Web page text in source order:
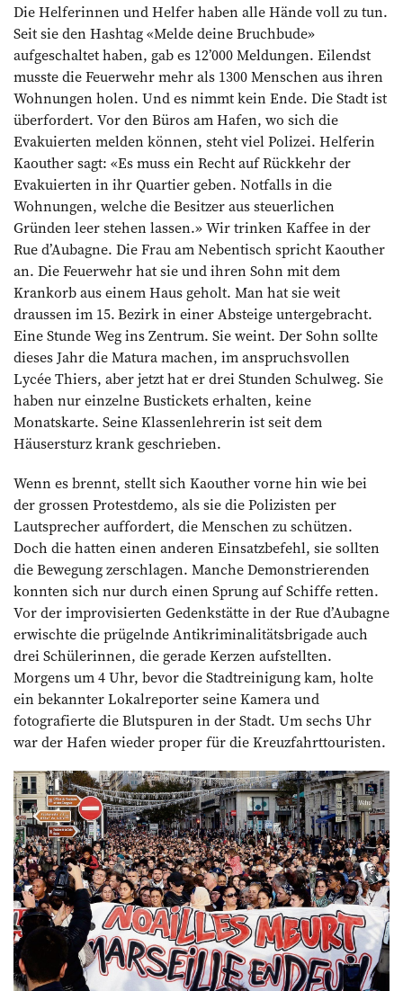
Die Helferinnen und Helfer haben alle Hände voll zu tun.
Seit sie den Hashtag «Melde deine Bruchbude»
aufgeschaltet haben, gab es 12’000 Meldungen. Eilendst
musste die Feuerwehr mehr als 1300 Menschen aus ihren
Wohnungen holen. Und es nimmt kein Ende. Die Stadt ist
überfordert. Vor den Büros am Hafen, wo sich die
Evakuierten melden können, steht viel Polizei. Helferin
Kaouther sagt: «Es muss ein Recht auf Rückkehr der
Evakuierten in ihr Quartier geben. Notfalls in die
Wohnungen, welche die Besitzer aus steuerlichen
Gründen leer stehen lassen.» Wir trinken Kaffee in der
Rue d’Aubagne. Die Frau am Nebentisch spricht Kaouther
an. Die Feuerwehr hat sie und ihren Sohn mit dem
Krankorb aus einem Haus geholt. Man hat sie weit
draussen im 15. Bezirk in einer Absteige untergebracht.
Eine Stunde Weg ins Zentrum. Sie weint. Der Sohn sollte
dieses Jahr die Matura machen, im anspruchsvollen
Lycée Thiers, aber jetzt hat er drei Stunden Schulweg. Sie
haben nur einzelne Bus­tickets erhalten, keine
Monatskarte. Seine Klassenlehrerin ist seit dem
Häusersturz krank geschrieben.
Wenn es brennt, stellt sich Kaouther vorne hin wie bei
der grossen Protestdemo, als sie die Polizisten per
Lautsprecher auffordert, die Menschen zu schützen.
Doch die hatten einen anderen Einsatzbefehl, sie sollten
die Bewegung zerschlagen. Manche Demonstrierenden
konnten sich nur durch einen Sprung auf Schiffe retten.
Vor der improvisierten Gedenkstätte in der Rue d’Aubagne
erwischte die prügelnde ­Antikriminalitätsbrigade auch
drei Schülerinnen, die gerade Kerzen aufstellten.
Morgens um 4 Uhr, bevor die Stadtreinigung kam, holte
ein bekannter Lokalreporter seine Kamera und
fotografierte die Blutspuren in der Stadt. Um sechs Uhr
war der Hafen wieder proper für die Kreuzfahrttouristen.